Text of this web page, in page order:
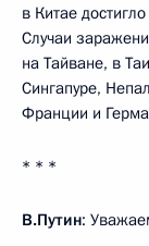
в Китае
Случаи
на Тайване, в
Сингапуре,
Франции и
* * *
В.Путин: